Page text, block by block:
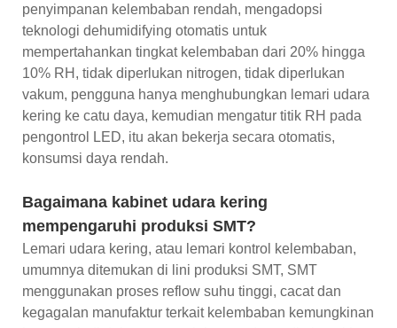
penyimpanan kelembaban rendah, mengadopsi
teknologi dehumidifying otomatis untuk
mempertahankan tingkat kelembaban dari 20% hingga
10% RH, tidak diperlukan nitrogen, tidak diperlukan
vakum, pengguna hanya menghubungkan lemari udara
kering ke catu daya, kemudian mengatur titik RH pada
pengontrol LED, itu akan bekerja secara otomatis,
konsumsi daya rendah.
Bagaimana kabinet udara kering
mempengaruhi produksi SMT?
Lemari udara kering, atau lemari kontrol kelembaban,
umumnya ditemukan di lini produksi SMT, SMT
menggunakan proses reflow suhu tinggi, cacat dan
kegagalan manufaktur terkait kelembaban kemungkinan